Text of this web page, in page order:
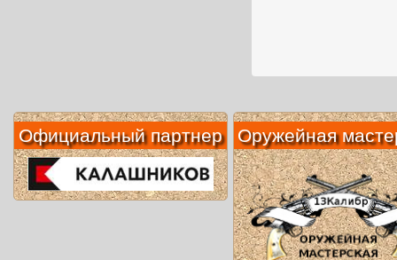
Официальный партнер Оружейная